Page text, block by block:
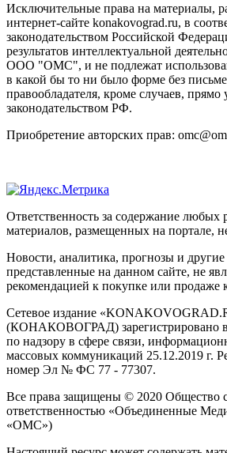
Исключительные права на материалы,
интернет-сайте konakovograd.ru, в
законодательством Российской
результатов интеллектуальной
ООО "ОМС", и не подлежат
в какой бы то ни было форме без
правообладателя, кроме случаев, прямо
законодательством РФ.
Приобретение авторских прав:
Ответственность за содержание любых
материалов, размещенных на портале,
Новости, аналитика, прогнозы и
представленные на данном сайте, не
рекомендацией к покупке или продаже
Сетевое издание
(КОНАКОВОГРАД) зарегистрировано в
по надзору в сфере связи,
массовых коммуникаций 25.12.2019 г.
номер Эл № ФС 77 - 77307.
Все права защищены © 2020 Общество
ответственностью «Объединенные
«ОМС»)